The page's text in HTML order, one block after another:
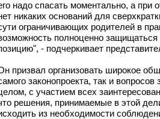
надо спасать моментально, а при
никаких оснований для
ограничивающих родителей в
полноценно защищаться
- подчеркивает
призвал организовать широкое
законопроекта, так и
с участием всех
решения, принимаемые в этой
из необходимости